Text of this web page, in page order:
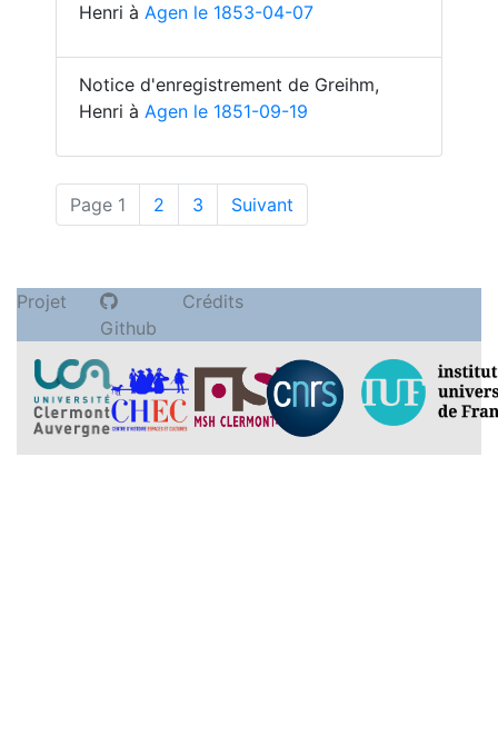
Henri à Agen le 1853-04-07
Notice d'enregistrement de Greihm,
Henri à Agen le 1851-09-19
Page 1 (actuelle)
2 3 Suivant
Projet
Github
Crédits